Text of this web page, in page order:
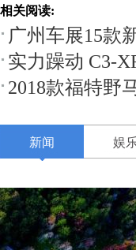
相关阅读:
广州车展15款
实力躁动 C3-
2018款福特野
新闻 娱